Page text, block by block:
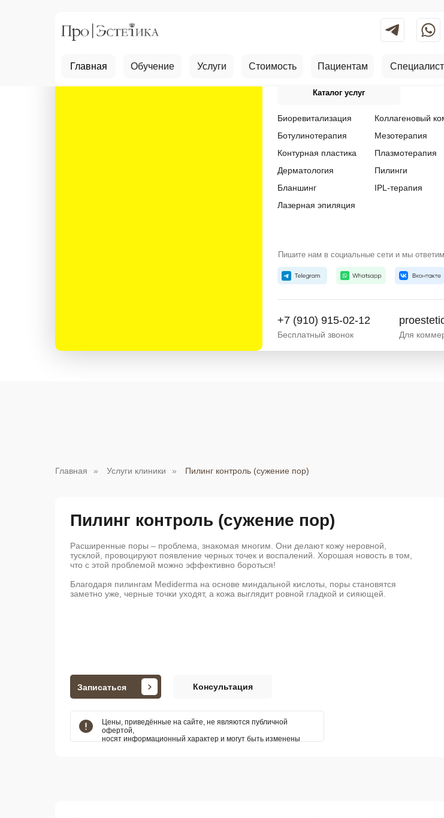
Главная Обучение Услуги Стоимость Пациентам
+7 (910) 915-02-12
Бесплатный звонок Для
Биоревитализация
Ботулинотерапия
Контурная пластика
Дерматология
Бланшинг
Пишите нам в социальные сети и мы
Лазерная эпиляция
Каталог услуг
Коллагеновый
Мезотерапия
Плазмотерапия
Пилинги
IPL-терапия
Главная » Услуги клиники » Пилинг контроль (сужение пор)
Пилинг контроль (сужение пор)
Расширенные поры – проблема, знакомая многим. Они делают кожу неровной,
тусклой, провоцируют появление черных точек и воспалений. Хорошая новость в том,
что с этой проблемой можно эффективно бороться!
Благодаря пилингам Mediderma на основе миндальной кислоты, поры становятся
заметно уже, черные точки уходят, а кожа выглядит ровной гладкой и сияющей.
Консультация
Цены, приведённые на сайте, не являются публичной
офертой,
носят информационный характер и могут быть изменены
Записаться